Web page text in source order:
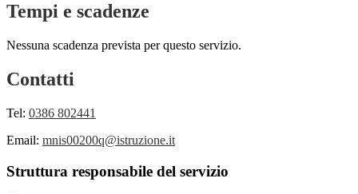
Tempi e scadenze
Nessuna scadenza prevista per questo servizio.
Contatti
Tel: 0386 802441
Email: mnis00200q@istruzione.it
Struttura responsabile del servizio